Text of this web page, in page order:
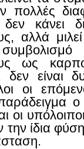
κάνει
αλλά
ως
δεν είναι
οι
οι
την ίδια